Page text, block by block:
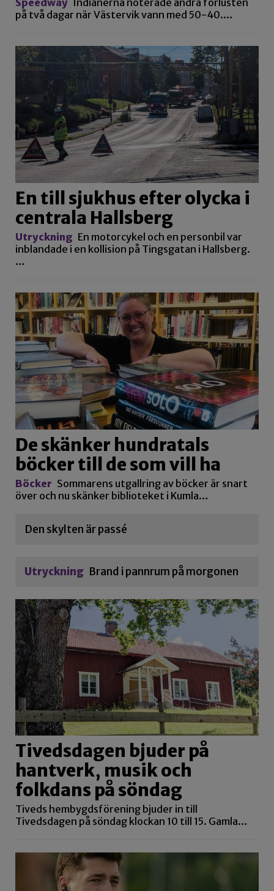
på två dagar när Västervik vann med 50-40.…
En till sjukhus efter olycka i
centrala Hallsberg
Utryckning En motorcykel och en personbil var
inblandade i en kollision på Tingsgatan i Hallsberg.
…
De skänker hundratals
böcker till de som vill ha
Böcker Sommarens utgallring av böcker är snart
över och nu skänker biblioteket i Kumla…
Den skylten är passé
Utryckning Brand i pannrum på morgonen
Tivedsdagen bjuder på
hantverk, musik och
folkdans på söndag
Tiveds hembygdsförening bjuder in till
Tivedsdagen på söndag klockan 10 till 15. Gamla…